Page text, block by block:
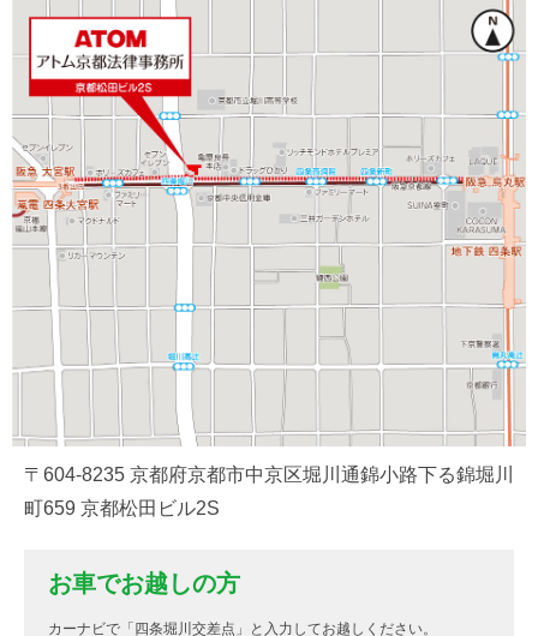
〒604-8235 京都府京都市中京区堀川通錦小路下る錦堀川
町659 京都松田ビル2S
お車でお越しの方
カーナビで「四条堀川交差点」と入力してお越しください。